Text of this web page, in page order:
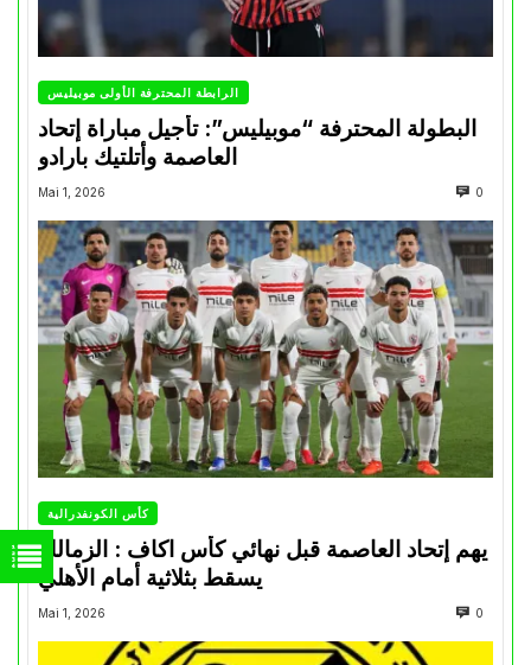
الرابطة المحترفة الأولى موبيليس
البطولة المحترفة “موبيليس”: تأجيل مباراة إتحاد
العاصمة وأتلتيك بارادو
Mai 1, 2026 0
كأس الكونفدرالية
يهم إتحاد العاصمة قبل نهائي كأس اكاف : الزمالك
Mai 1, 2026 0